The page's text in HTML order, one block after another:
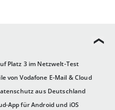
Platz 3 im Netzwelt-Test
von Vodafone E-Mail & Cloud
aus Deutschland
App für Android und iOS